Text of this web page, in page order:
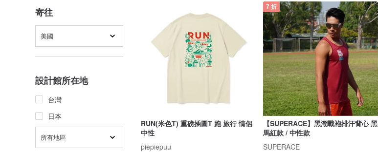
寄往
美國
設計館所在地
台灣
日本
所有地區
RUN(米色T) 重磅插圖T 跑 旅行 情侶
中性
piepiepuu
7 折
【SUPERACE】黑潮戰袍排汗背心 黑
馬紅款 / 中性款
SUPERACE